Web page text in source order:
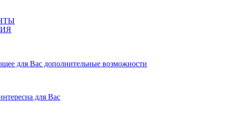
для Вас дополнительные возможности
для Вас